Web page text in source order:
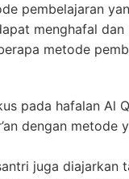
pembelajaran
menghafal dan
metode
pada hafalan Al
dengan metode
juga diajarkan